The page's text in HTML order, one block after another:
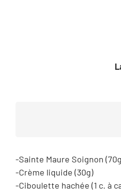
Sainte Maure Soignon
Crème liquide (30g)
Ciboulette hachée (1 c. à